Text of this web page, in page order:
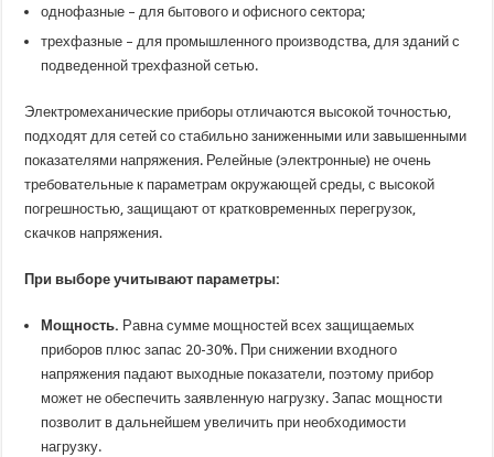
однофазные – для бытового и офисного сектора;
трехфазные – для промышленного производства, для зданий с
подведенной трехфазной сетью.
Электромеханические приборы отличаются высокой точностью,
подходят для сетей со стабильно заниженными или завышенными
показателями напряжения. Релейные (электронные) не очень
требовательные к параметрам окружающей среды, с высокой
погрешностью, защищают от кратковременных перегрузок,
скачков напряжения.
При выборе учитывают параметры:
Мощность. Равна сумме мощностей всех защищаемых
приборов плюс запас 20-30%. При снижении входного
напряжения падают выходные показатели, поэтому прибор
может не обеспечить заявленную нагрузку. Запас мощности
позволит в дальнейшем увеличить при необходимости
нагрузку.